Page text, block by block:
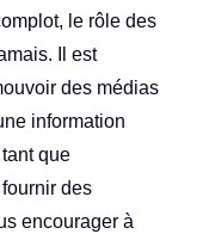
le rôle des
Il est
des médias
information
que
des
encourager à